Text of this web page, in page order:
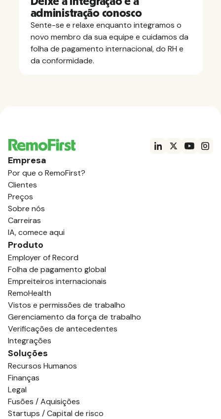
administração conosco
Sente-se e relaxe enquanto integramos o
novo membro da sua equipe e cuidamos da
folha de pagamento internacional, do RH e
da conformidade.
Empresa
Por que o RemoFirst?
Clientes
Preços
Sobre nós
Carreiras
IA, comece aqui
Produto
Employer of Record
Folha de pagamento global
Empreiteiros internacionais
RemoHealth
Vistos e permissões de trabalho
Gerenciamento da força de trabalho
Verificações de antecedentes
Integrações
Soluções
Recursos Humanos
Finanças
Legal
Fusões / Aquisições
Startups / Capital de risco